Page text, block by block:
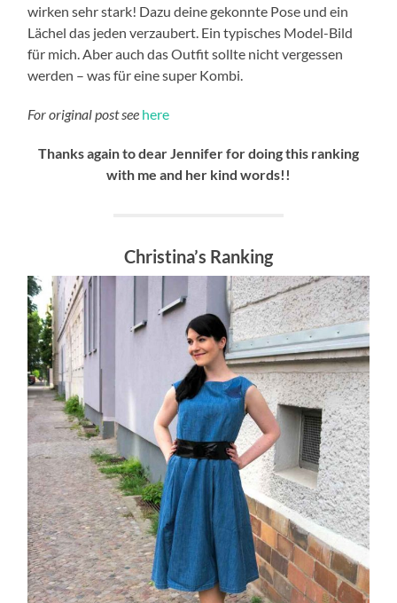
wirken sehr stark! Dazu deine gekonnte Pose und ein
Lächel das jeden verzaubert. Ein typisches Model-Bild
für mich. Aber auch das Outfit sollte nicht vergessen
werden – was für eine super Kombi.
For original post see here
Thanks again to dear Jennifer for doing this ranking
with me and her kind words!!
Christina’s Ranking